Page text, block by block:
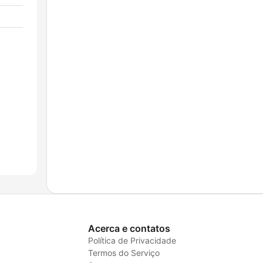
Acerca e contatos
Política de Privacidade
Termos do Serviço